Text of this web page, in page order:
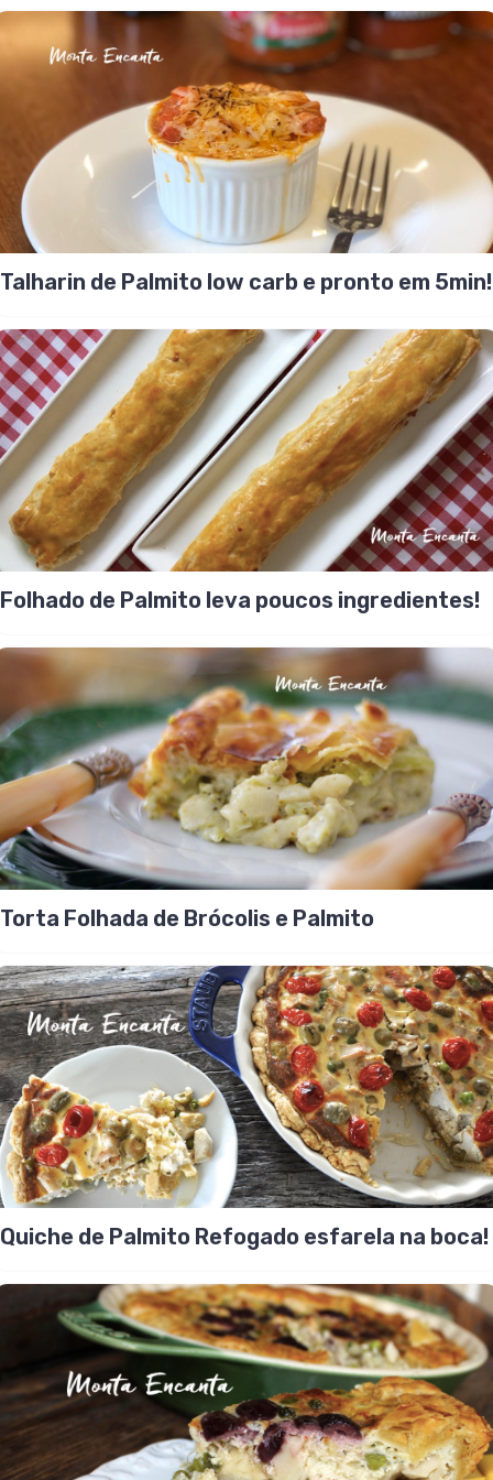
Talharin de Palmito low carb e pronto em 5min!
Folhado de Palmito leva poucos ingredientes!
Torta Folhada de Brócolis e Palmito
Quiche de Palmito Refogado esfarela na boca!